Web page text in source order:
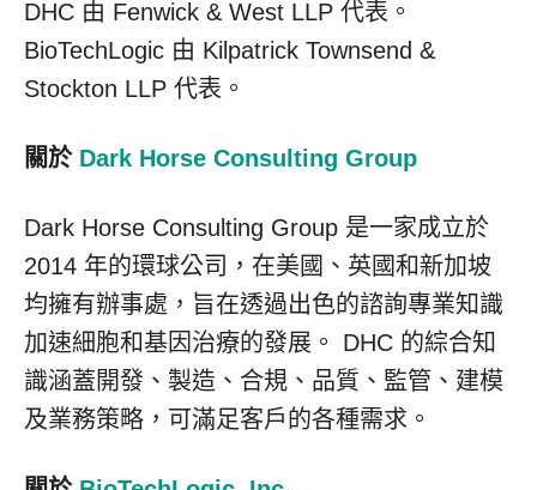
DHC 由 Fenwick & West LLP 代表。
BioTechLogic 由 Kilpatrick Townsend &
Stockton LLP 代表。
關於 Dark Horse Consulting Group
Dark Horse Consulting Group 是一家成立於
2014 年的環球公司，在美國、英國和新加坡
均擁有辦事處，旨在透過出色的諮詢專業知識
加速細胞和基因治療的發展。 DHC 的綜合知
識涵蓋開發、製造、合規、品質、監管、建模
及業務策略，可滿足客戶的各種需求。